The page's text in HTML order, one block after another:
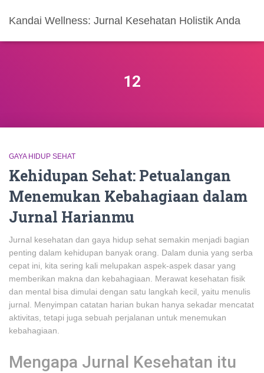
Kandai Wellness: Jurnal Kesehatan Holistik Anda
12
GAYA HIDUP SEHAT
Kehidupan Sehat: Petualangan
Menemukan Kebahagiaan dalam
Jurnal Harianmu
Jurnal kesehatan dan gaya hidup sehat semakin menjadi bagian
penting dalam kehidupan banyak orang. Dalam dunia yang serba
cepat ini, kita sering kali melupakan aspek-aspek dasar yang
memberikan makna dan kebahagiaan. Merawat kesehatan fisik
dan mental bisa dimulai dengan satu langkah kecil, yaitu menulis
jurnal. Menyimpan catatan harian bukan hanya sekadar mencatat
aktivitas, tetapi juga sebuah perjalanan untuk menemukan
kebahagiaan.
Mengapa Jurnal Kesehatan itu